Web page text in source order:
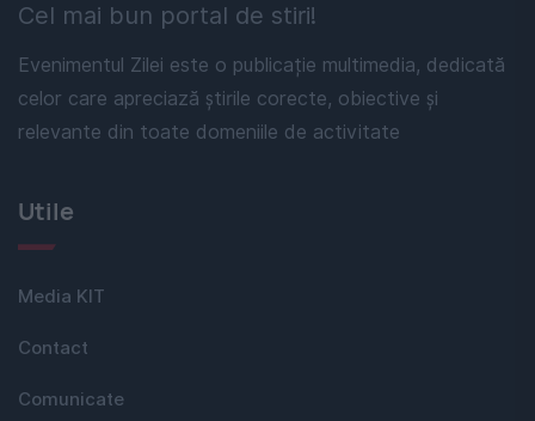
Cel mai bun portal de stiri!
Evenimentul Zilei este o publicație multimedia, dedicată
celor care apreciază știrile corecte, obiective și
relevante din toate domeniile de activitate
Utile
Media KIT
Contact
Comunicate